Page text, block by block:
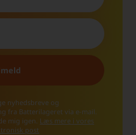
nyhedsbreve og
fra Batterilageret via e-mail.
mig igen. Læs mere i vores
post